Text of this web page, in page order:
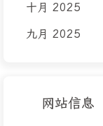
十月 2025
九月 2025
网站信息